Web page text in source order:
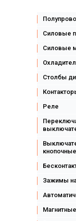
Силовые
Силовые
Столбы
Реле
кнопочные
Зажимы